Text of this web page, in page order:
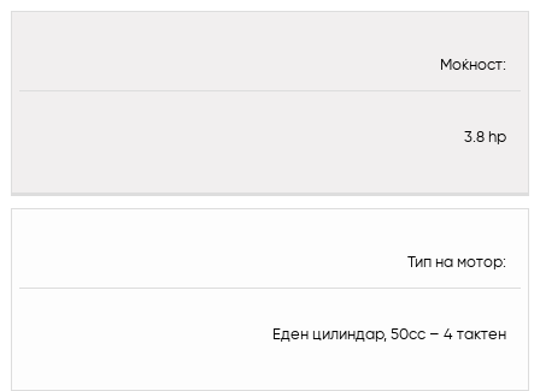
Моќност:
3.8 hp
Тип на мотор:
Еден цилиндар, 50cc – 4 тактен